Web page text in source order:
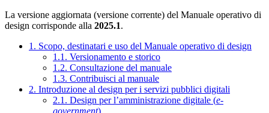
La versione aggiornata (versione corrente) del Manuale operativo di
design corrisponde alla 2025.1.
1. Scopo, destinatari e uso del Manuale operativo di design
1.1. Versionamento e storico
1.2. Consultazione del manuale
1.3. Contribuisci al manuale
2. Introduzione al design per i servizi pubblici digitali
2.1. Design per l’amministrazione digitale (e-
government)